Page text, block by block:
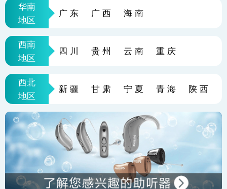
华南
广东 广西 海南
地区
西南
四川 贵州 云南 重庆
地区
西北
新疆 甘肃 宁夏 青海 陕西
地区